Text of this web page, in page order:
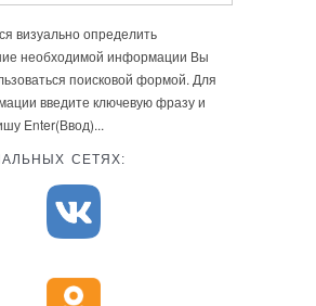
визуально определить
необходимой информации Вы
поисковой формой. Для
введите ключевую фразу и
Enter(Ввод)...
СЕТЯХ: